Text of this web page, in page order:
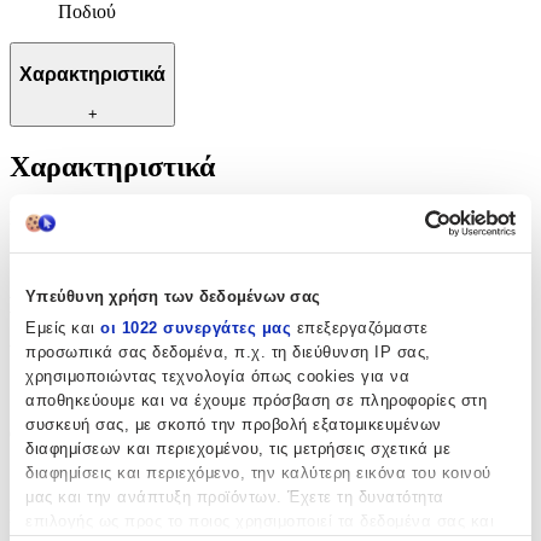
Υπεύθυνη χρήση των δεδομένων σας
Εμείς και οι 1022 συνεργάτες μας επεξεργαζόμαστε
προσωπικά σας δεδομένα, π.χ. τη διεύθυνση IP σας,
χρησιμοποιώντας τεχνολογία όπως cookies για να
αποθηκεύουμε και να έχουμε πρόσβαση σε πληροφορίες στη
συσκευή σας, με σκοπό την προβολή εξατομικευμένων
διαφημίσεων και περιεχομένου, τις μετρήσεις σχετικά με
διαφημίσεις και περιεχόμενο, την καλύτερη εικόνα του κοινού
μας και την ανάπτυξη προϊόντων. Έχετε τη δυνατότητα
Ποδιού
Χαρακτηριστικά
+
Χαρακτηριστικά
Κατασκευαστής
OEM
Βασικά Χαρακτηριστικά
Υλικό:
Ασήμι
Cuban:
Όχι